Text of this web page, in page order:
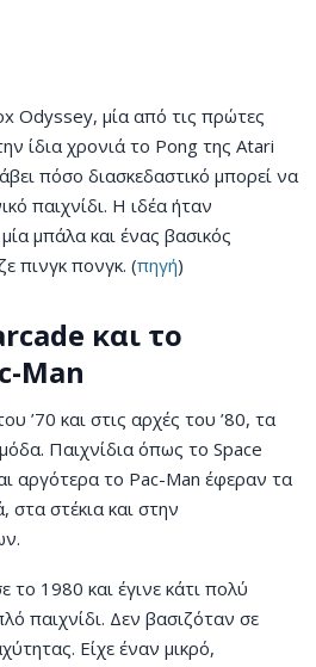
Odyssey, μία από τις πρώτες
ίδια χρονιά το Pong της Atari
πόσο διασκεδαστικό μπορεί να
παιχνίδι. Η ιδέα ήταν
μπάλα και ένας βασικός
πινγκ πονγκ. (πηγή)
και το
Man
’70 και στις αρχές του ’80, τα
Παιχνίδια όπως το Space
αργότερα το Pac-Man έφεραν τα
στέκια και στην
1980 και έγινε κάτι πολύ
παιχνίδι. Δεν βασιζόταν σε
Είχε έναν μικρό,